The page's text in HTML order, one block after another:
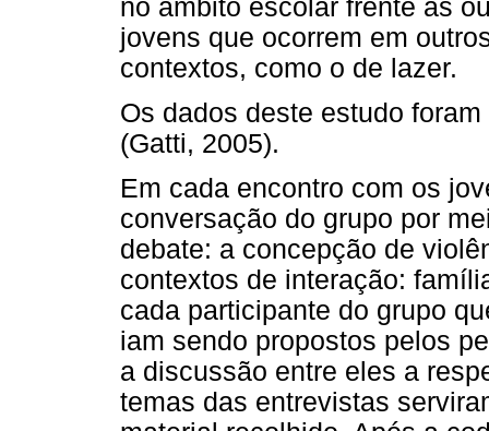
no âmbito escolar frente às
jovens que ocorrem em
contextos, como o de lazer.
Os dados deste estudo
(Gatti, 2005).
Em cada encontro com os
conversação do grupo por
debate: a concepção de
contextos de interação:
cada participante do grupo
iam sendo propostos pelos
a discussão entre eles a
temas das entrevistas